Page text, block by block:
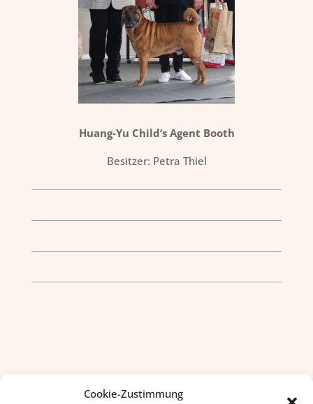
Cookie-Zustimmung
Huang-Yu Child‘s Agent Booth
Besitzer: Petra Thiel